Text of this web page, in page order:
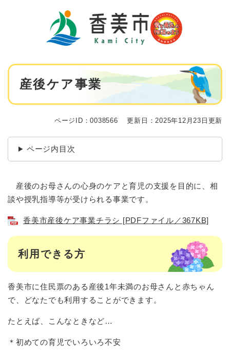
本
産後ケア事業
ページID：0038566 更新日：2025年12月23日更新
ページ内目次
産後のお母さんの心身のケアと育児の支援を目的に、相
談や授乳指導等が受けられる事業です。
香美市産後ケア事業チラシ [PDFファイル／367KB]
利用できる方
香美市に住民票のある産後1年未満のお母さんと赤ちゃん
で、どなたでも利用することができます。
たとえば、こんなときなど…
＊初めての育児でいろいろ不安